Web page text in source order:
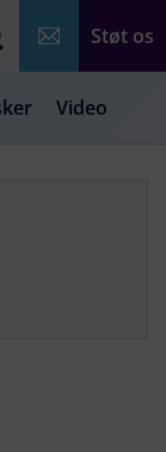
Støt os
Video